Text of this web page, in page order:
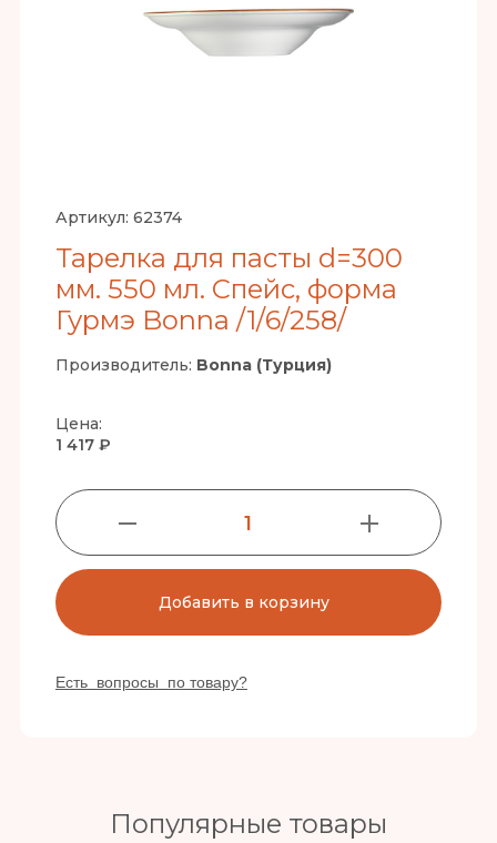
Артикул: 62374
Тарелка для пасты d=300
мм. 550 мл. Спейс, форма
Гурмэ Bonna /1/6/258/
Производитель: Bonna (Турция)
Цена:
1 417 ₽
1
Добавить в корзину
Есть вопросы по товару?
Популярные товары